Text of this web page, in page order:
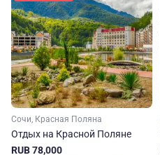
Сочи, Красная Поляна
Отдых на Красной Поляне
RUB 78,000